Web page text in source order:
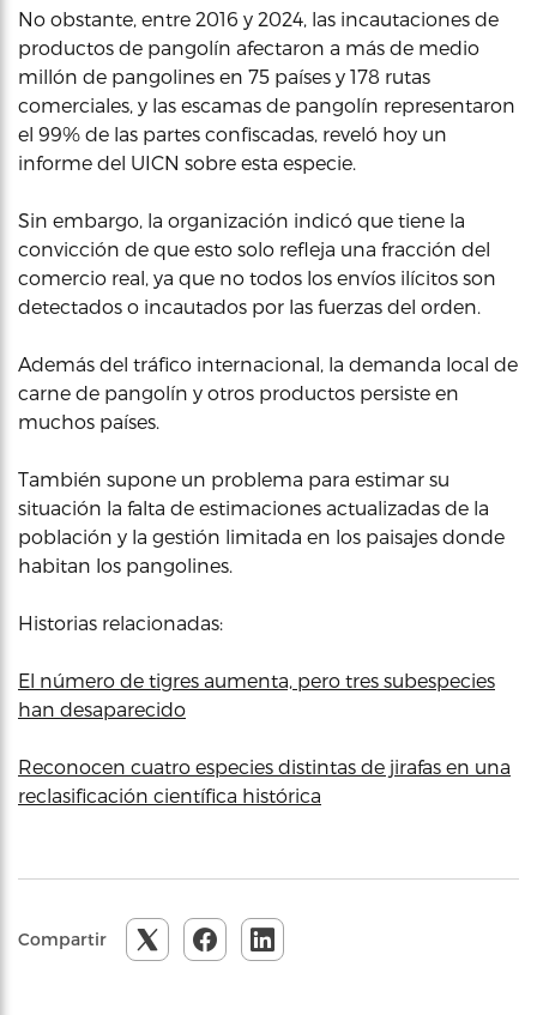
No obstante, entre 2016 y 2024, las incautaciones de
productos de pangolín afectaron a más de medio
millón de pangolines en 75 países y 178 rutas
comerciales, y las escamas de pangolín representaron
el 99% de las partes confiscadas, reveló hoy un
informe del UICN sobre esta especie.
Sin embargo, la organización indicó que tiene la
convicción de que esto solo refleja una fracción del
comercio real, ya que no todos los envíos ilícitos son
detectados o incautados por las fuerzas del orden.
Además del tráfico internacional, la demanda local de
carne de pangolín y otros productos persiste en
muchos países.
También supone un problema para estimar su
situación la falta de estimaciones actualizadas de la
población y la gestión limitada en los paisajes donde
habitan los pangolines.
Historias relacionadas:
El número de tigres aumenta, pero tres subespecies
han desaparecido
Reconocen cuatro especies distintas de jirafas en una
reclasificación científica histórica
Compartir